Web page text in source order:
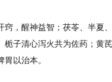
，醒神益智；茯苓、半夏
子清心泻火共为佐药；黄
以治本。